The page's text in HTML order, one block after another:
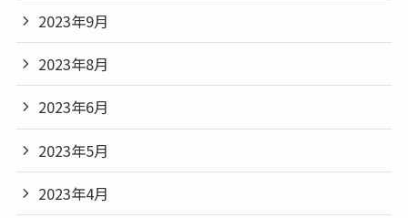
2023年9月
2023年8月
2023年6月
2023年5月
2023年4月